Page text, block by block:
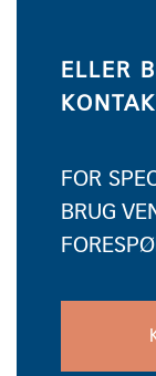
ELLER
FOR
BRUG